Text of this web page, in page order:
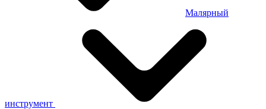
Малярный
инструмент